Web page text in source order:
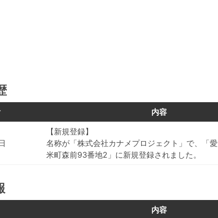
内容
【新規登録】
名称が「株式会社カナメプロジェクト」で、「
米町森前93番地2」に新規登録されました。
内容